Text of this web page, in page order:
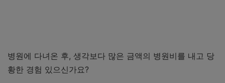
Q3. 환급금이 앱에 나온 금액보다 적게 입금됐어요.
병원에 다녀온 후, 생각보다 많은 금액의 병원비를 내고 당
황한 경험 있으신가요?